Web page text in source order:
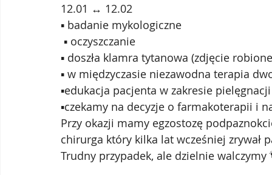
12.01 ↔️ 12.02
▪️ badanie mykologiczne
▪️ oczyszczanie
▪️ doszła klamra tytanowa (zdjęcie
▪️ w międzyczasie niezawodna terapia
▪️edukacja pacjenta w zakresie
▪️czekamy na decyzje o farmakoterapii i
Przy okazji mamy egzostozę
chirurga który kilka lat wcześniej zrywał
Trudny przypadek, ale dzielnie walczymy